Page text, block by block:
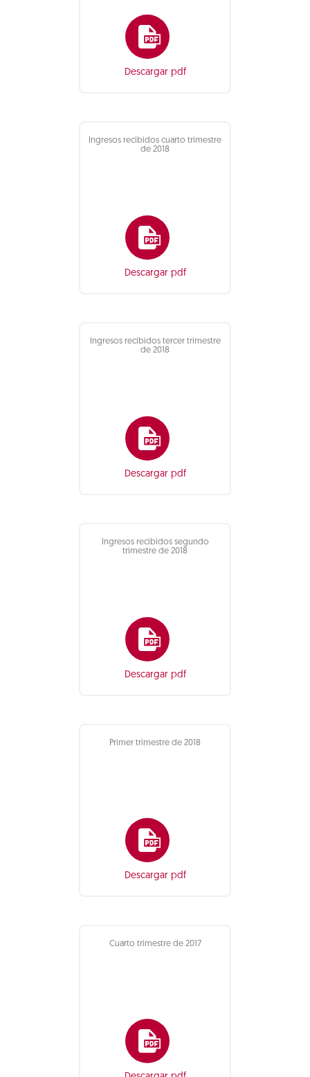
Descargar pdf
Ingresos recibidos cuarto trimestre
de 2018
Descargar pdf
Ingresos recibidos tercer trimestre
de 2018
Descargar pdf
Ingresos recibidos segundo
trimestre de 2018
Descargar pdf
Primer trimestre de 2018
Descargar pdf
Cuarto trimestre de 2017